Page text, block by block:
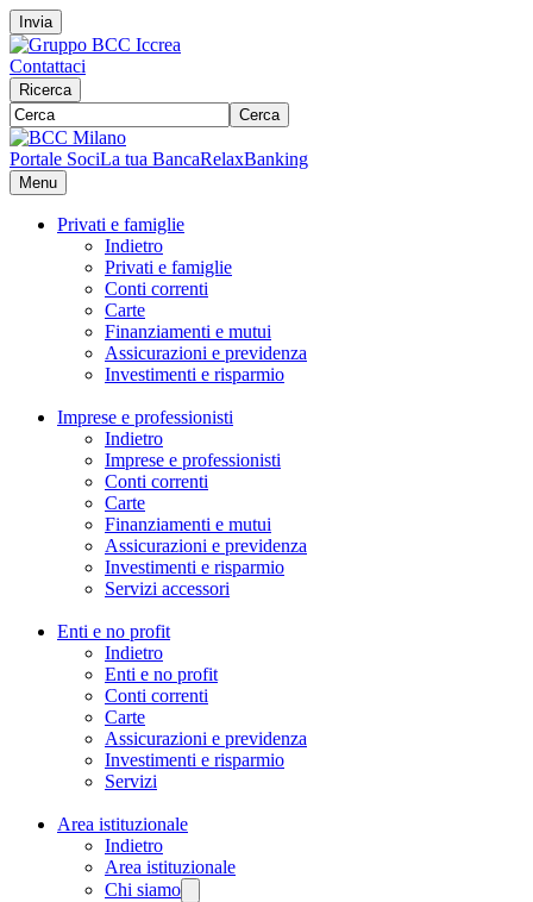
Invia
Contattaci
Ricerca
Cerca
Portale SociLa tua BancaRelaxBanking
Menu
Privati e famiglie
Indietro
Privati e famiglie
Conti correnti
Carte
Finanziamenti e mutui
Assicurazioni e previdenza
Investimenti e risparmio
Imprese e professionisti
Indietro
Imprese e professionisti
Conti correnti
Carte
Finanziamenti e mutui
Assicurazioni e previdenza
Investimenti e risparmio
Servizi accessori
Enti e no profit
Indietro
Enti e no profit
Conti correnti
Carte
Assicurazioni e previdenza
Investimenti e risparmio
Servizi
Area istituzionale
Indietro
Area istituzionale
Chi siamo